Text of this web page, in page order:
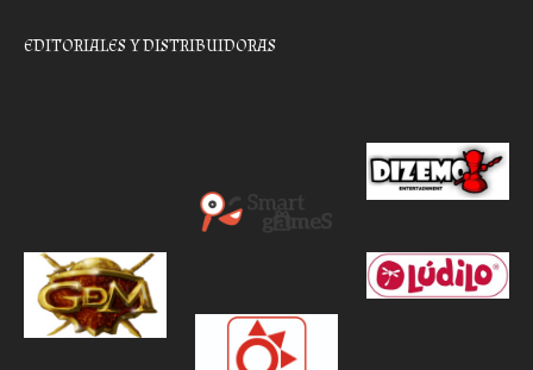
EDITORIALES Y DISTRIBUIDORAS